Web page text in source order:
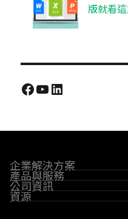
版就看這
Facebook
YouTube
LinkedIn
企業解決方案
產品與服務
公司資訊
資源